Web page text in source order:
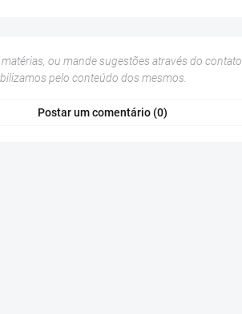
ou mande sugestões através do contato
pelo conteúdo dos mesmos.
Postar um comentário (0)